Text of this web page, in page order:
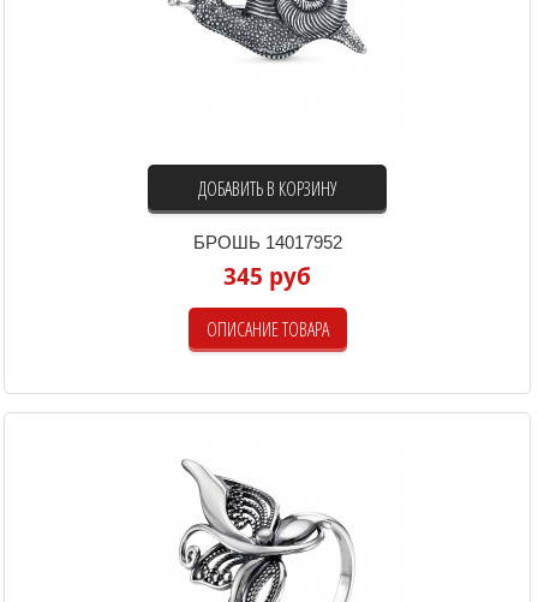
ДОБАВИТЬ В КОРЗИНУ
БРОШЬ 14017952
345 руб
ОПИСАНИЕ ТОВАРА